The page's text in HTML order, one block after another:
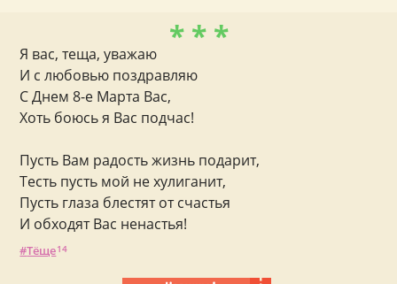
* * *
Я вас, теща, уважаю
И с любовью поздравляю
С Днем 8-е Марта Вас,
Хоть боюсь я Вас подчас!
Пусть Вам радость жизнь подарит,
Тесть пусть мой не хулиганит,
Пусть глаза блестят от счастья
И обходят Вас ненастья!
Тёще14